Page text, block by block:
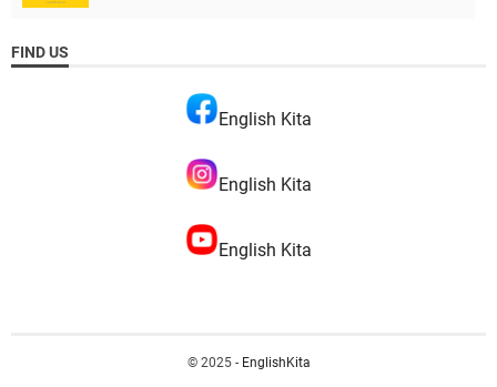
FIND US
English Kita
English Kita
English Kita
© 2025 - EnglishKita